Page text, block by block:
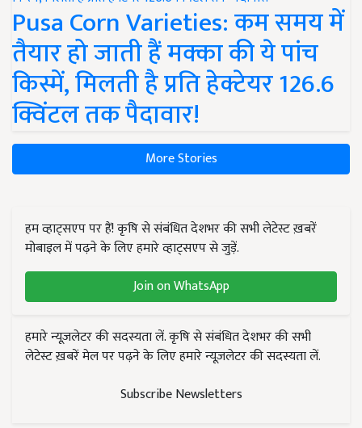
Pusa Corn Varieties: कम समय में
तैयार हो जाती हैं मक्का की ये पांच
किस्में, मिलती है प्रति हेक्टेयर 126.6
क्विंटल तक पैदावार!
More Stories
हम व्हाट्सएप पर हैं! कृषि से संबंधित देशभर की सभी लेटेस्ट ख़बरें
मोबाइल में पढ़ने के लिए हमारे व्हाट्सएप से जुड़ें.
Join on WhatsApp
हमारे न्यूज़लेटर की सदस्यता लें. कृषि से संबंधित देशभर की सभी
लेटेस्ट ख़बरें मेल पर पढ़ने के लिए हमारे न्यूज़लेटर की सदस्यता लें.
Subscribe Newsletters